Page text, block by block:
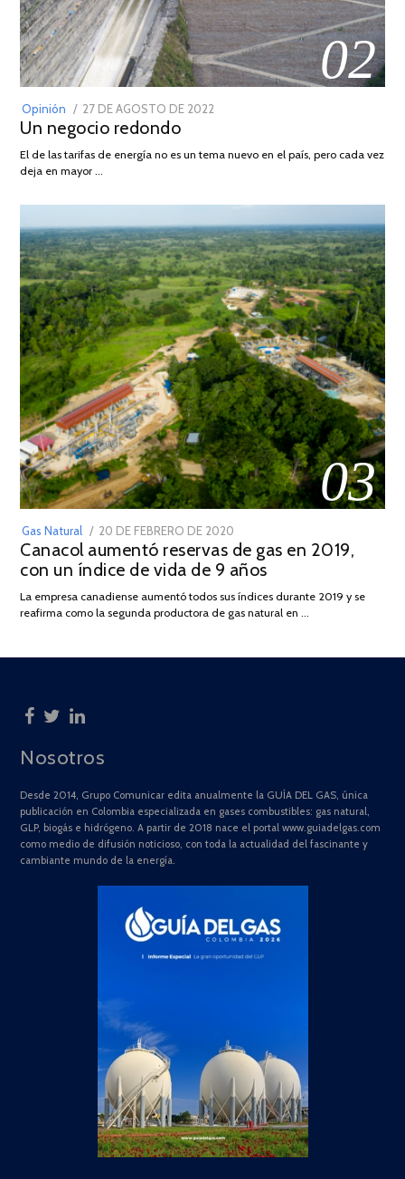
02
Opinión
POSTED
ON
27 DE AGOSTO DE 2022
DE
Un negocio redondo
El de las tarifas de energía no es un tema nuevo en el país, pero cada vez
deja en mayor …
03
Gas Natural
POSTED
ON
20 DE FEBRERO DE 2020
DE
JULIO
2025
Canacol aumentó reservas de gas en 2019,
con un índice de vida de 9 años
La empresa canadiense aumentó todos sus índices durante 2019 y se
reafirma como la segunda productora de gas natural en …
Nosotros
Desde 2014, Grupo Comunicar edita anualmente la GUÍA DEL GAS, única
publicación en Colombia especializada en gases combustibles: gas natural,
GLP, biogás e hidrógeno. A partir de 2018 nace el portal www.guiadelgas.com
como medio de difusión noticioso, con toda la actualidad del fascinante y
cambiante mundo de la energía.